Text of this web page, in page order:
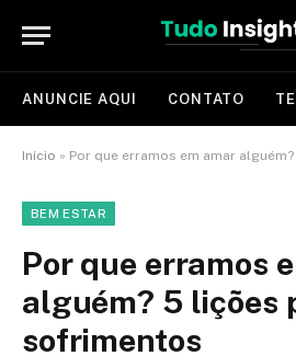
ANUNCIE AQUI CONTATO
Início » Por que erramos em amar alguém? 5
BEM ESTAR
Por que erramos
alguém? 5 lições
sofrimentos